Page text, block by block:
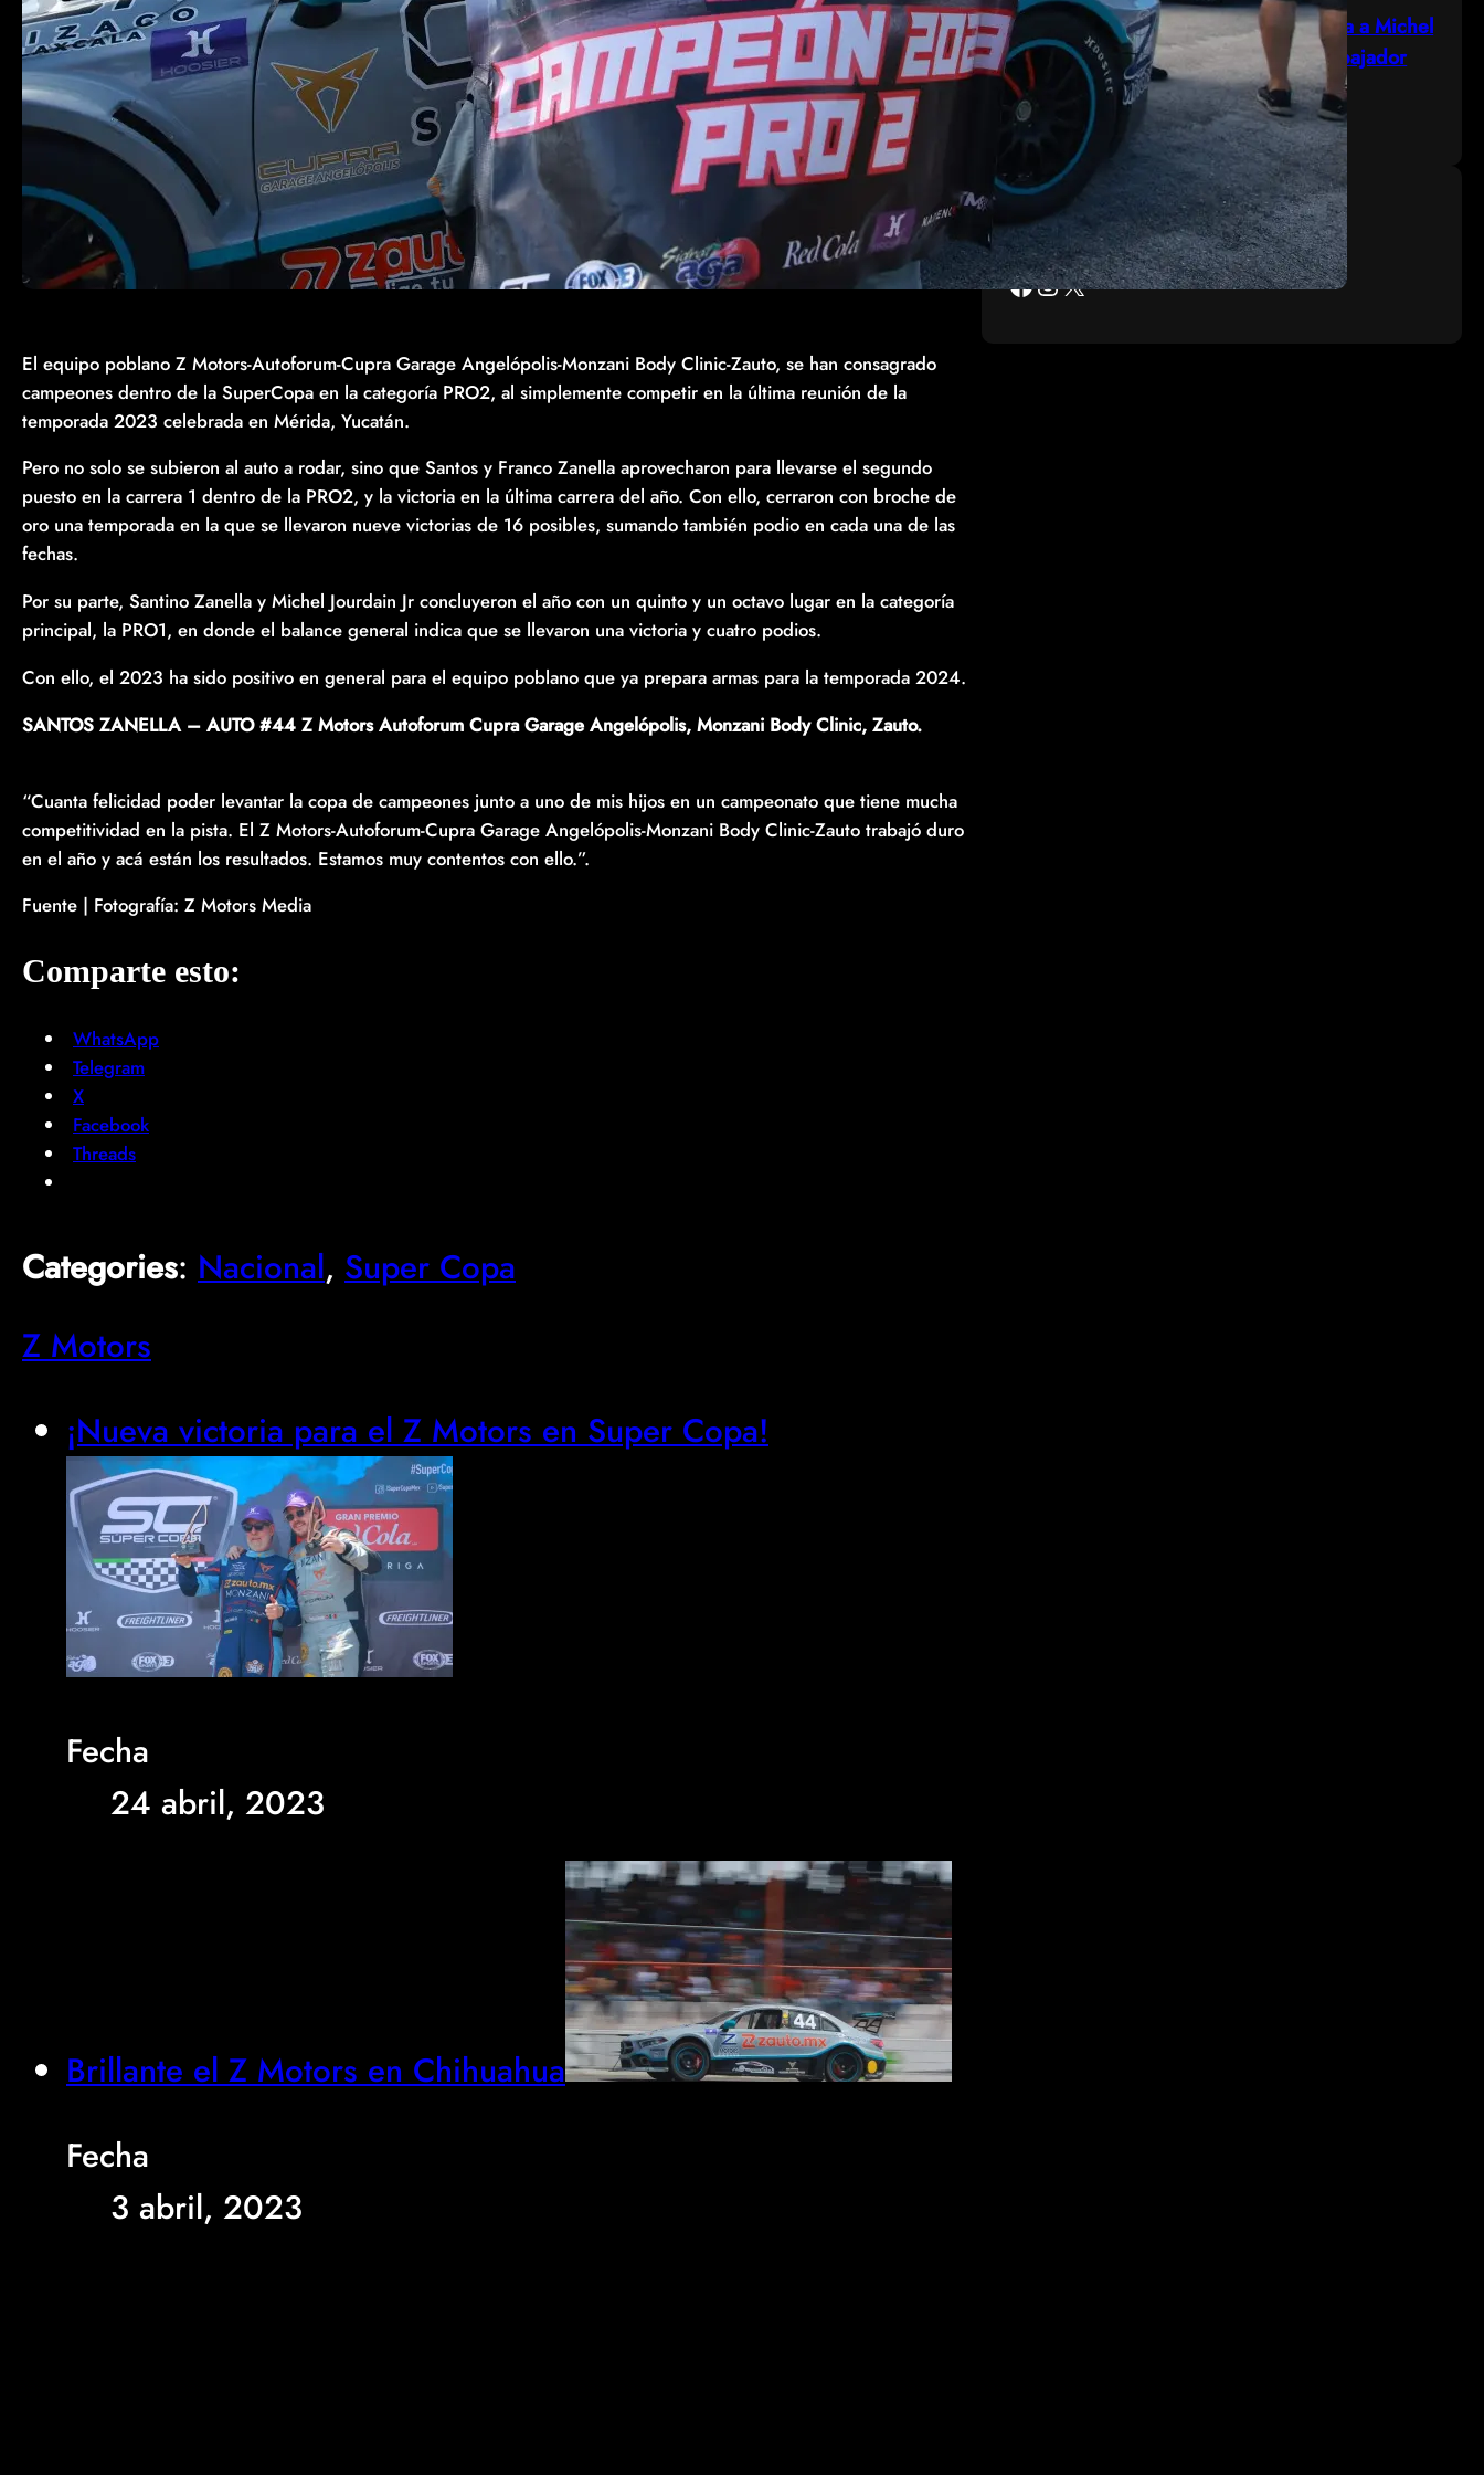
El equipo poblano Z Motors-Autoforum-Cupra Garage Angelópolis-Monzani Body Clinic-Zauto, se han consagrado
campeones dentro de la SuperCopa en la categoría PRO2, al simplemente competir en la última reunión de la
temporada 2023 celebrada en Mérida, Yucatán.
Pero no solo se subieron al auto a rodar, sino que Santos y Franco Zanella aprovecharon para llevarse el segundo
puesto en la carrera 1 dentro de la PRO2, y la victoria en la última carrera del año. Con ello, cerraron con broche de
oro una temporada en la que se llevaron nueve victorias de 16 posibles, sumando también podio en cada una de las
fechas.
Por su parte, Santino Zanella y Michel Jourdain Jr concluyeron el año con un quinto y un octavo lugar en la categoría
principal, la PRO1, en donde el balance general indica que se llevaron una victoria y cuatro podios.
Con ello, el 2023 ha sido positivo en general para el equipo poblano que ya prepara armas para la temporada 2024.
SANTOS ZANELLA – AUTO #44 Z Motors Autoforum Cupra Garage Angelópolis, Monzani Body Clinic, Zauto.
“Cuanta felicidad poder levantar la copa de campeones junto a uno de mis hijos en un campeonato que tiene mucha
competitividad en la pista. El Z Motors-Autoforum-Cupra Garage Angelópolis-Monzani Body Clinic-Zauto trabajó duro
en el año y acá están los resultados. Estamos muy contentos con ello.”.
Fuente | Fotografía: Z Motors Media
Comparte esto:
WhatsApp
Telegram
X
Facebook
Threads
Categories: Nacional, Super Copa
Z Motors
¡Nueva victoria para el Z Motors en Super Copa!
Fecha
24 abril, 2023
Brillante el Z Motors en Chihuahua
Fecha
3 abril, 2023
El México GP presenta a Michel
Jourdain Jr. como embajador
de la edición 2026
¡Síguenos!
Facebook InstagramX